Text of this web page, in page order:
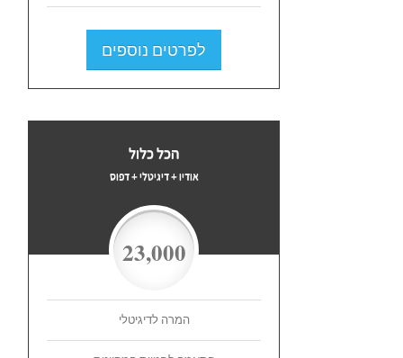
לפרטים נוספים
הכל כלול
אודיו + דיגיטלי + דפוס
23,000
המרה לדיגיטלי